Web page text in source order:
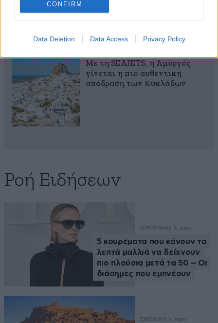
CONFIRM
Data Deletion Data Access Privacy Policy
αποτέλεσμα
Με τη SEAJETS, η Αμοργός
γίνεται η πιο αυθεντική
απόδραση των Κυκλάδων
Ροή Ειδήσεων
ΟΜΟΡΦΙΑ5 λ. πριν
5 κουρέματα που κάνουν τα
λεπτά μαλλιά να δείχνουν
πιο πλούσια μετά τα 50 – Οι
διάσημες που εμπνέουν
ΣΙΝΕΜΑ 11 λ. πριν